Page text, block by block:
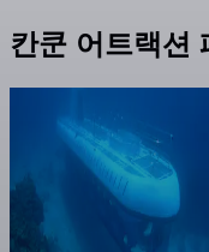
칸쿤 어트랙션